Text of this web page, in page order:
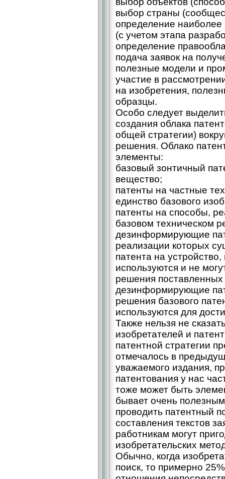
выбор страны
определение
(с учетом этапа
определение
подача заявок на
полезные модели и
участие в
на изобретения,
образцы.
Особо следует
создания облака
общей стратегии)
решения. Облако
элементы:
базовый зонтичный
вещество;
патенты на частные
единство базового
патенты на способы,
базовом техническом
дезинформирующие
реализации которых
патента на
используются и не
решения поставленных
дезинформирующие
решения базового
используются для
Также нельзя не
изобретателей и
патентной стратегии
отмечалось в
уважаемого издания,
патентования у нас
тоже может быть
бывает очень
проводить патентный
составления текстов
работникам могут
изобретательских
Обычно, когда
поиск, то примерно